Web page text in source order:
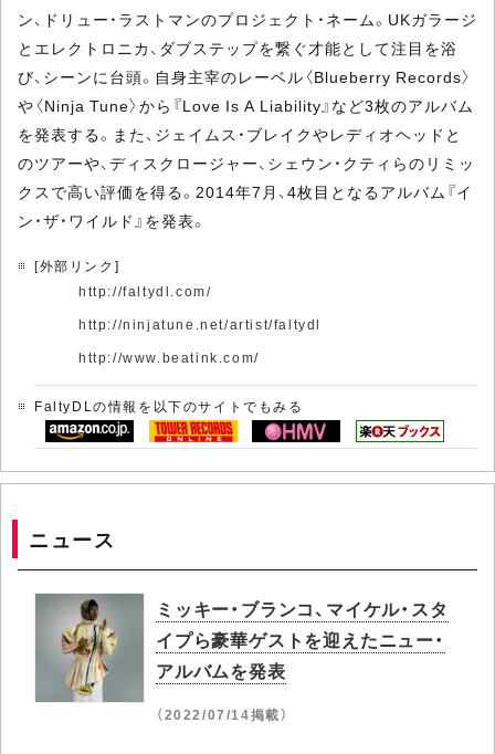
ン、ドリュー・ラストマンのプロジェクト・ネーム。UKガラージ
とエレクトロニカ、ダブステップを繋ぐ才能として注目を浴
び、シーンに台頭。自身主宰のレーベル〈Blueberry Records〉
や〈Ninja Tune〉から『Love Is A Liability』など3枚のアルバム
を発表する。また、ジェイムス・ブレイクやレディオヘッドと
のツアーや、ディスクロージャー、シェウン・クティらのリミッ
クスで高い評価を得る。2014年7月、4枚目となるアルバム『イ
ン・ザ・ワイルド』を発表。
[外部リンク]
http://faltydl.com/
http://ninjatune.net/artist/faltydl
http://www.beatink.com/
FaltyDLの情報を以下のサイトでもみる
ニュース
ミッキー・ブランコ、マイケル・スタ
イプら豪華ゲストを迎えたニュー・
アルバムを発表
（2022/07/14掲載）